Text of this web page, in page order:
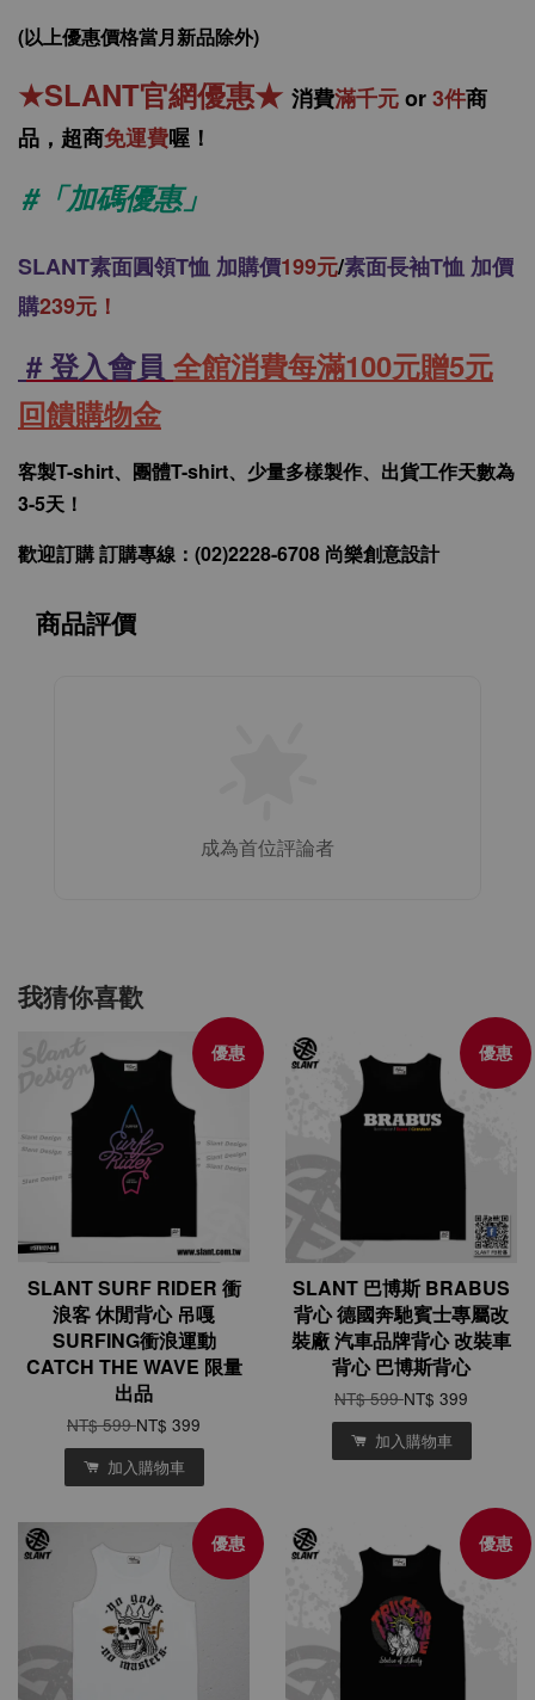
(以上優惠價格當月新品除外)
★SLANT官網優惠★ 消費滿千元or3件商
品， 超商免運費喔！
#「加碼優惠」
SLANT素面圓領T恤 加購價199元/素面長袖T恤 加價
購239元！
# 登入會員 全館消費每滿100元贈5元
回饋購物金
客製T-shirt、團體T-shirt、少量多樣製作、出貨工作天數為
3-5天！
歡迎訂購 訂購專線：(02)2228-6708 尚樂創意設計
商品評價
成為首位評論者
我猜你喜歡
優惠
SLANT SURF RIDER 衝
浪客 休閒背心 吊嘎
SURFING衝浪運動
CATCH THE WAVE 限量
出品
NT$ 599NT$ 399
加入購物車
優惠
SLANT 巴博斯 BRABUS
背心 德國奔馳賓士專屬改
裝廠 汽車品牌背心 改裝車
背心 巴博斯背心
NT$ 599NT$ 399
加入購物車
優惠 優惠